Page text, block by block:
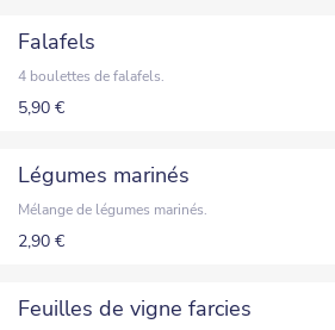
Falafels
4 boulettes de falafels.
5,90 €
Légumes marinés
Mélange de légumes marinés.
2,90 €
Feuilles de vigne farcies